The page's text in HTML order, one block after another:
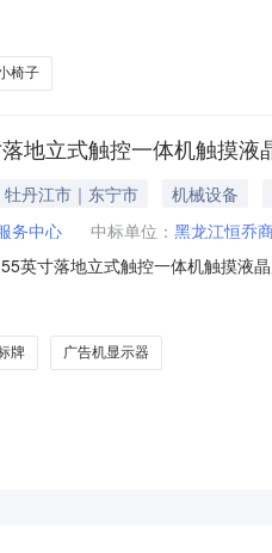
椅子
地立式触控一体机触摸
丹江市｜东宁市
机械设备
务中心 中标单位： 黑龙江恒乔
英寸落地立式触控一体机触摸液
牌 广告机显示器